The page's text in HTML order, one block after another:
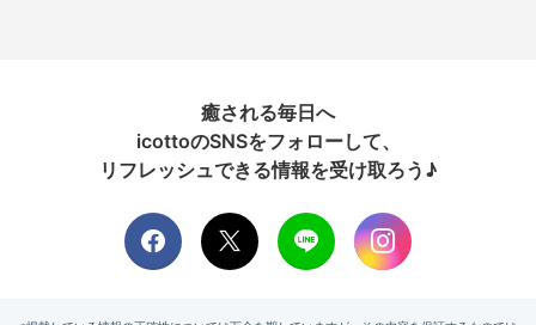
癒される毎日へ
icottoのSNSをフォローして、
リフレッシュできる情報を受け取ろう♪